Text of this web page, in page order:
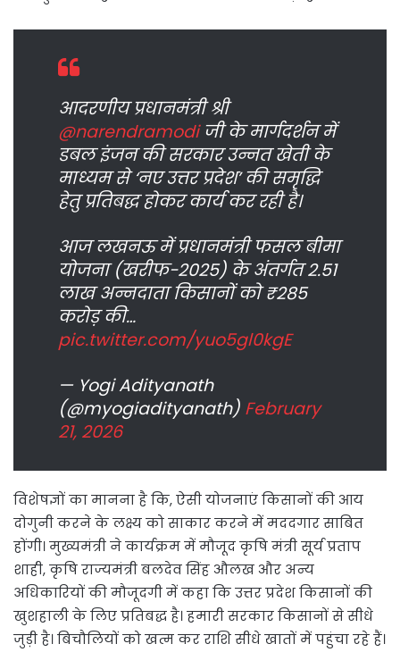
आदरणीय प्रधानमंत्री श्री
@narendramodiजी के मार्गदर्शन में
डबल इंजन की सरकार उन्नत खेती के
माध्यम से ‘नए उत्तर प्रदेश’ की समृद्धि
हेतु प्रतिबद्ध होकर कार्य कर रही है।
आज लखनऊ में प्रधानमंत्री फसल बीमा
योजना (खरीफ-2025) के अंतर्गत 2.51
लाख अन्नदाता किसानों को ₹285
करोड़ की…
pic.twitter.com/yuo5gl0kgE
— Yogi Adityanath
(@myogiadityanath) February
21, 2026
विशेषज्ञों का मानना है कि, ऐसी योजनाएं किसानों की आय
दोगुनी करने के लक्ष्य को साकार करने में मददगार साबित
होंगी। मुख्यमंत्री ने कार्यक्रम में मौजूद कृषि मंत्री सूर्य प्रताप
शाही, कृषि राज्यमंत्री बलदेव सिंह औलख और अन्य
अधिकारियों की मौजूदगी में कहा कि उत्तर प्रदेश किसानों की
खुशहाली के लिए प्रतिबद्ध है। हमारी सरकार किसानों से सीधे
जुड़ी है। बिचौलियों को खत्म कर राशि सीधे खातों में पहुंचा रहे हैं।